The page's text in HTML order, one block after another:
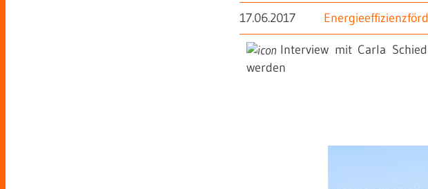
17.06.2017
Interview mit Carla
werden